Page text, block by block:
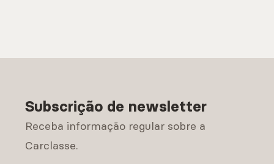
Subscrição de newsletter
Receba informação regular sobre a
Carclasse.